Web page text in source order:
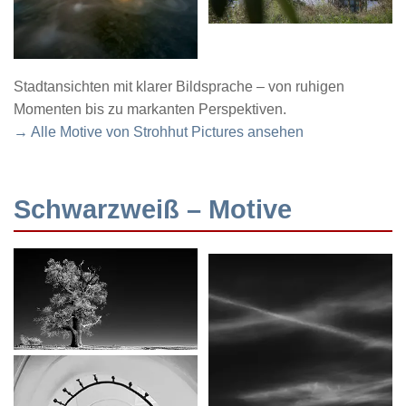
Stadtansichten mit klarer Bildsprache – von ruhigen
Momenten bis zu markanten Perspektiven.
→ Alle Motive von Strohhut Pictures ansehen
Schwarzweiß – Motive